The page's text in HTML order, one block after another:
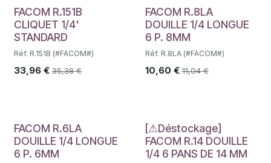
FACOM R.151B
CLIQUET 1/4'
STANDARD
Réf. R.151B (#FACOM#)
33,96 € 35,38€
FACOM R.8LA
DOUILLE 1/4 LONGUE
6 P. 8MM
Réf. R.8LA (#FACOM#)
10,60 € 11,04€
FACOM R.6LA
DOUILLE 1/4 LONGUE
6 P. 6MM
Déstockage
[⚠Déstockage]
FACOM R.14 DOUILLE
1/4 6 PANS DE 14 MM